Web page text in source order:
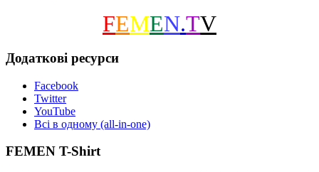
FEMEN.TV
Додаткові ресурси
Facebook
Twitter
YouTube
Всі в одному (all-in-one)
FEMEN T-Shirt